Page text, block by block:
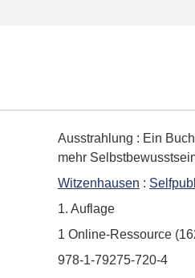
Ausstrahlung : Ein
mehr
Witzenhausen :
1. Auflage
1 Online-Ressource
978-1-79275-720-4